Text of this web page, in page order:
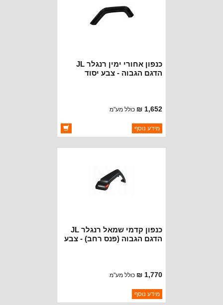
כנפון אחורי ימין רנגלר JL
הדגם הגבוה - צבע יסוד
1,652 ₪ כולל מע"מ
ברקוד: 6CE86TZZAF-PRIMER
יצרן:OAKMAN OFFROAD
מידע נוסף
כנפון קדמי שמאל רנגלר JL
הדגם הגבוה (פנס רחב) - צבע
1,770 ₪ כולל מע"מ
ברקוד: 6CE83TZZAH-PRIMER
יצרן:OAKMAN OFFROAD
מידע נוסף